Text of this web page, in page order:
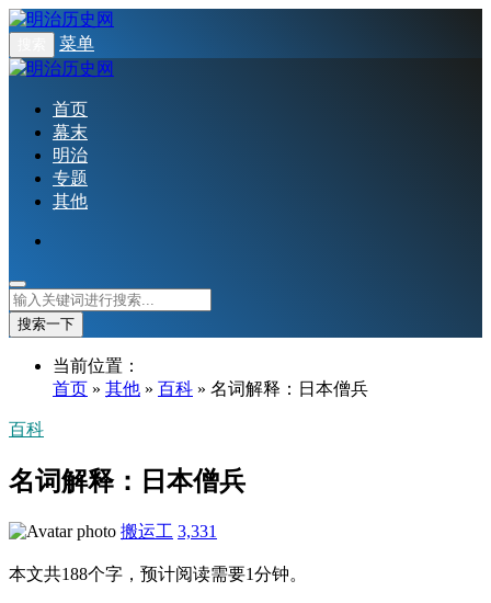
菜单
首页
幕末
明治
专题
其他
搜索一下
当前位置：
首页 » 其他 » 百科 » 名词解释：日本僧兵
百科
名词解释：日本僧兵
搬运工 3,331
本文共188个字，预计阅读需要1分钟。